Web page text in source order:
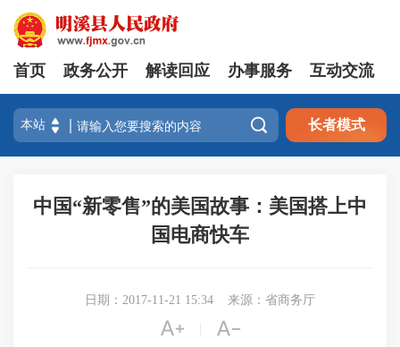
首页 政务公开 解读回应 办事服务 互动交流
 长者模式
中国“新零售”的美国故事：美国搭上中
国电商快车
日期：2017-11-21 15:34 来源：省商务厅
 